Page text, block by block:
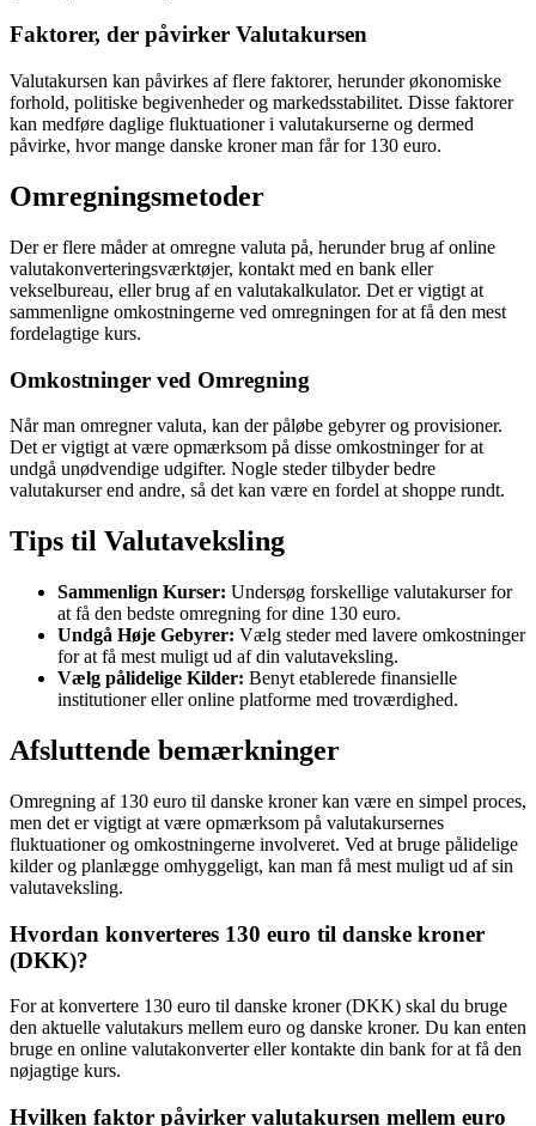
Faktorer, der påvirker Valutakursen
Valutakursen kan påvirkes af flere faktorer, herunder økonomiske
forhold, politiske begivenheder og markedsstabilitet. Disse faktorer
kan medføre daglige fluktuationer i valutakurserne og dermed
påvirke, hvor mange danske kroner man får for 130 euro.
Omregningsmetoder
Der er flere måder at omregne valuta på, herunder brug af online
valutakonverteringsværktøjer, kontakt med en bank eller
vekselbureau, eller brug af en valutakalkulator. Det er vigtigt at
sammenligne omkostningerne ved omregningen for at få den mest
fordelagtige kurs.
Omkostninger ved Omregning
Når man omregner valuta, kan der påløbe gebyrer og provisioner.
Det er vigtigt at være opmærksom på disse omkostninger for at
undgå unødvendige udgifter. Nogle steder tilbyder bedre
valutakurser end andre, så det kan være en fordel at shoppe rundt.
Tips til Valutaveksling
Sammenlign Kurser: Undersøg forskellige valutakurser for
at få den bedste omregning for dine 130 euro.
Undgå Høje Gebyrer: Vælg steder med lavere omkostninger
for at få mest muligt ud af din valutaveksling.
Vælg pålidelige Kilder: Benyt etablerede finansielle
institutioner eller online platforme med troværdighed.
Afsluttende bemærkninger
Omregning af 130 euro til danske kroner kan være en simpel proces,
men det er vigtigt at være opmærksom på valutakursernes
fluktuationer og omkostningerne involveret. Ved at bruge pålidelige
kilder og planlægge omhyggeligt, kan man få mest muligt ud af sin
valutaveksling.
Hvordan konverteres 130 euro til danske kroner
(DKK)?
For at konvertere 130 euro til danske kroner (DKK) skal du bruge
den aktuelle valutakurs mellem euro og danske kroner. Du kan enten
bruge en online valutakonverter eller kontakte din bank for at få den
nøjagtige kurs.
Hvilken faktor påvirker valutakursen mellem euro